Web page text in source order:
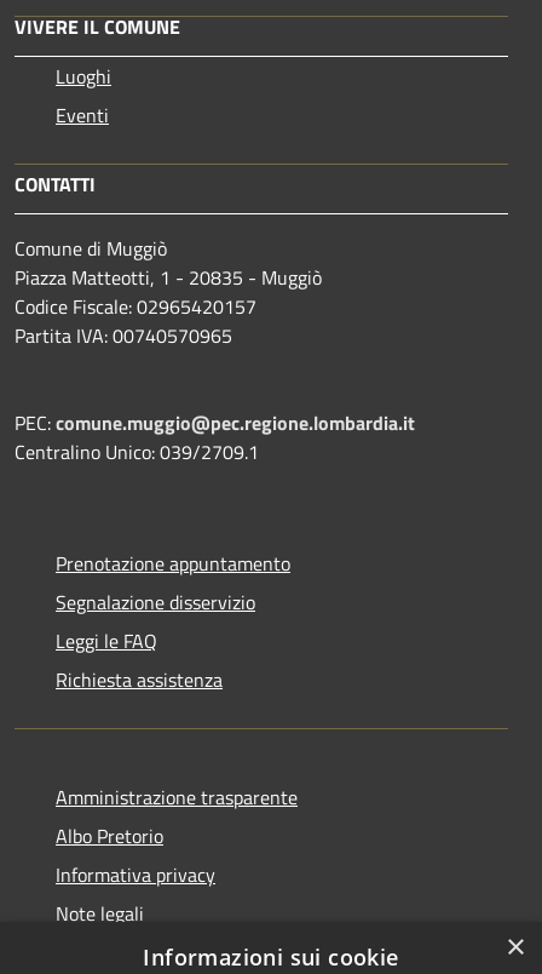
VIVERE IL COMUNE
Luoghi
Eventi
CONTATTI
Comune di Muggiò
Piazza Matteotti, 1 - 20835 - Muggiò
Codice Fiscale: 02965420157
Partita IVA: 00740570965
PEC:comune.muggio@pec.regione.lombardia.it
Centralino Unico: 039/2709.1
Prenotazione appuntamento
Segnalazione disservizio
Leggi le FAQ
Richiesta assistenza
Amministrazione trasparente
Albo Pretorio
Informativa privacy
Note legali
Dichiarazione di accessibilità
×
Informazioni sui cookie